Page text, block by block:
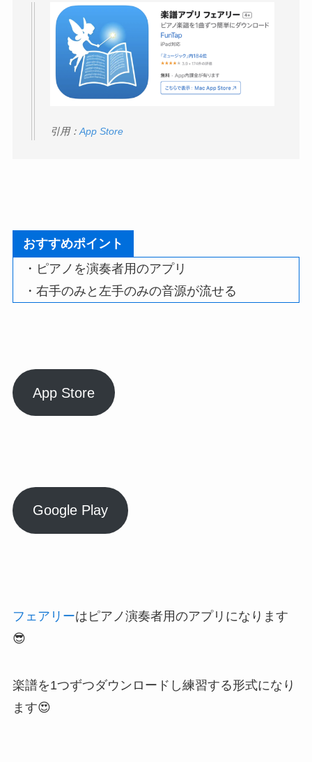
引用： App Store
おすすめポイント
・ピアノを演奏者用のアプリ
・右手のみと左手のみの音源が流せる
App Store
Google Play
フェアリーはピアノ演奏者用のアプリになります
😎
楽譜を1つずつダウンロードし練習する形式になり
ます😍